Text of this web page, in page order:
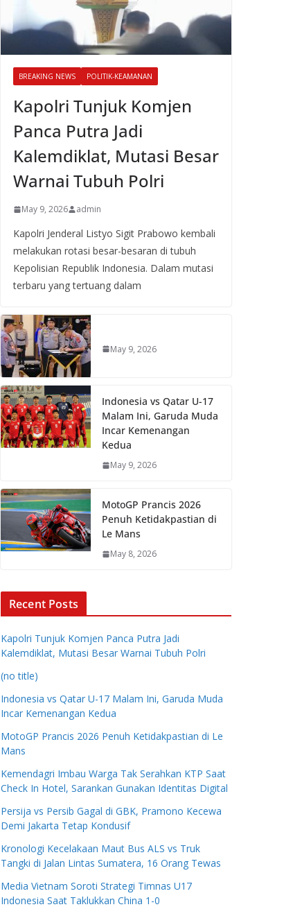
BREAKING NEWS POLITIK-KEAMANAN
Kapolri Tunjuk Komjen
Panca Putra Jadi
Kalemdiklat, Mutasi Besar
Warnai Tubuh Polri
May 9, 2026 admin
Kapolri Jenderal Listyo Sigit Prabowo kembali
melakukan rotasi besar-besaran di tubuh
Kepolisian Republik Indonesia. Dalam mutasi
terbaru yang tertuang dalam
May 9, 2026
Indonesia vs Qatar U-17
Malam Ini, Garuda Muda
Incar Kemenangan
Kedua
May 9, 2026
MotoGP Prancis 2026
Penuh Ketidakpastian di
Le Mans
May 8, 2026
Recent Posts
Kapolri Tunjuk Komjen Panca Putra Jadi
Kalemdiklat, Mutasi Besar Warnai Tubuh Polri
(no title)
Indonesia vs Qatar U-17 Malam Ini, Garuda Muda
Incar Kemenangan Kedua
MotoGP Prancis 2026 Penuh Ketidakpastian di Le
Mans
Kemendagri Imbau Warga Tak Serahkan KTP Saat
Check In Hotel, Sarankan Gunakan Identitas Digital
Persija vs Persib Gagal di GBK, Pramono Kecewa
Demi Jakarta Tetap Kondusif
Kronologi Kecelakaan Maut Bus ALS vs Truk
Tangki di Jalan Lintas Sumatera, 16 Orang Tewas
Media Vietnam Soroti Strategi Timnas U17
Indonesia Saat Taklukkan China 1-0